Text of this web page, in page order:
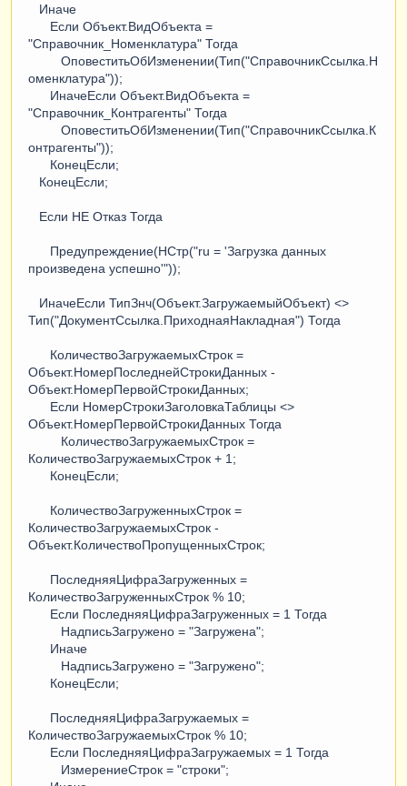
Иначе
Если Объект.ВидОбъекта =
"Справочник_Номенклатура" Тогда
ОповеститьОбИзменении(Тип("СправочникСсылка.Н
оменклатура"));
ИначеЕсли Объект.ВидОбъекта =
"Справочник_Контрагенты" Тогда
ОповеститьОбИзменении(Тип("СправочникСсылка.К
онтрагенты"));
КонецЕсли;
КонецЕсли;
Если НЕ Отказ Тогда
Предупреждение(НСтр("ru = 'Загрузка данных
произведена успешно'"));
ИначеЕсли ТипЗнч(Объект.ЗагружаемыйОбъект) <>
Тип("ДокументСсылка.ПриходнаяНакладная") Тогда
КоличествоЗагружаемыхСтрок =
Объект.НомерПоследнейСтрокиДанных -
Объект.НомерПервойСтрокиДанных;
Если НомерСтрокиЗаголовкаТаблицы <>
Объект.НомерПервойСтрокиДанных Тогда
КоличествоЗагружаемыхСтрок =
КоличествоЗагружаемыхСтрок + 1;
КонецЕсли;
КоличествоЗагруженныхСтрок =
КоличествоЗагружаемыхСтрок -
Объект.КоличествоПропущенныхСтрок;
ПоследняяЦифраЗагруженных =
КоличествоЗагруженныхСтрок % 10;
Если ПоследняяЦифраЗагруженных = 1 Тогда
НадписьЗагружено = "Загружена";
Иначе
НадписьЗагружено = "Загружено";
КонецЕсли;
ПоследняяЦифраЗагружаемых =
КоличествоЗагружаемыхСтрок % 10;
Если ПоследняяЦифраЗагружаемых = 1 Тогда
ИзмерениеСтрок = "строки";